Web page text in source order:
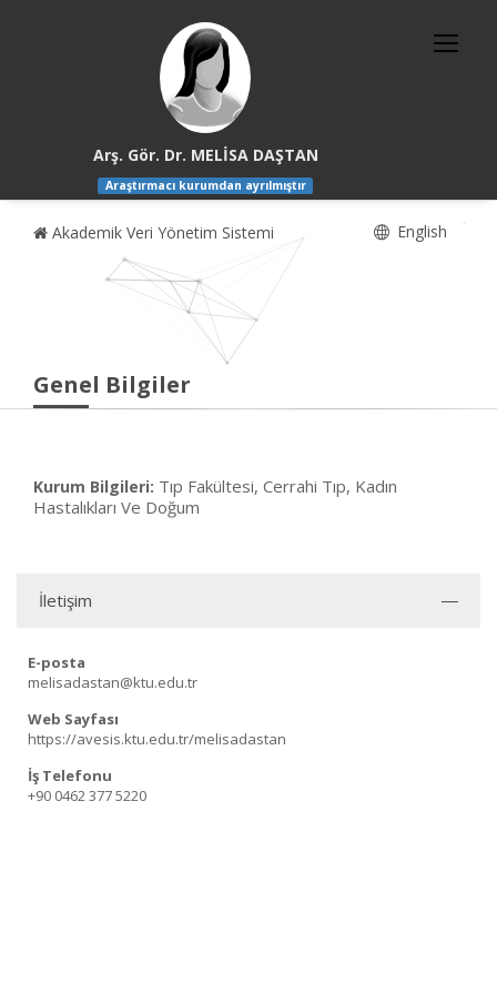
Arş. Gör. Dr. MELİSA DAŞTAN
Araştırmacı kurumdan ayrılmıştır
Akademik Veri Yönetim Sistemi English
Genel Bilgiler
Kurum Bilgileri: Tıp Fakültesi, Cerrahi Tıp, Kadın
Hastalıkları Ve Doğum
İletişim
E-posta
melisadastan@ktu.edu.tr
Web Sayfası
https://avesis.ktu.edu.tr/melisadastan
İş Telefonu
+90 0462 377 5220